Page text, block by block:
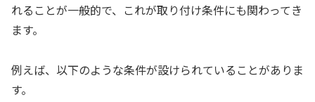
れることが一般的で、これが取り付け条件にも関わってき
ます。
例えば、以下のような条件が設けられていることがありま
す。